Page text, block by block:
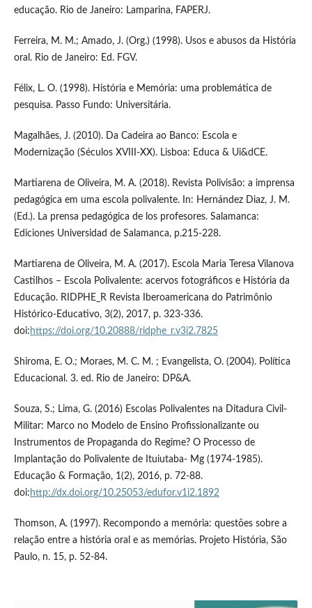
educação. Rio de Janeiro: Lamparina, FAPERJ.
Ferreira, M. M.; Amado, J. (Org.) (1998). Usos e abusos da História
oral. Rio de Janeiro: Ed. FGV.
Félix, L. O. (1998). História e Memória: uma problemática de
pesquisa. Passo Fundo: Universitária.
Magalhães, J. (2010). Da Cadeira ao Banco: Escola e
Modernização (Séculos XVIII-XX). Lisboa: Educa & Ui&dCE.
Martiarena de Oliveira, M. A. (2018). Revista Polivisão: a imprensa
pedagógica em uma escola polivalente. In: Hernández Diaz, J. M.
(Ed.). La prensa pedagógica de los profesores. Salamanca:
Ediciones Universidad de Salamanca, p.215-228.
Martiarena de Oliveira, M. A. (2017). Escola Maria Teresa Vilanova
Castilhos – Escola Polivalente: acervos fotográficos e História da
Educação. RIDPHE_R Revista Iberoamericana do Patrimônio
Histórico-Educativo, 3(2), 2017, p. 323-336.
doi: https://doi.org/10.20888/ridphe_r.v3i2.7825
Shiroma, E. O.; Moraes, M. C. M. ; Evangelista, O. (2004). Política
Educacional. 3. ed. Rio de Janeiro: DP&A.
Souza, S.; Lima, G. (2016) Escolas Polivalentes na Ditadura Civil-
Militar: Marco no Modelo de Ensino Profissionalizante ou
Instrumentos de Propaganda do Regime? O Processo de
Implantação do Polivalente de Ituiutaba- Mg (1974-1985).
Educação & Formação, 1(2), 2016, p. 72-88.
doi: http://dx.doi.org/10.25053/edufor.v1i2.1892
Thomson, A. (1997). Recompondo a memória: questões sobre a
relação entre a história oral e as memórias. Projeto História, São
Paulo, n. 15, p. 52-84.